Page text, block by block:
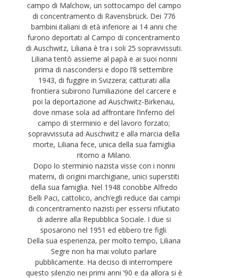
campo di Malchow, un sottocampo del campo
di concentramento di Ravensbrück. Dei 776
bambini italiani di età inferiore ai 14 anni che
furono deportati al Campo di concentramento
di Auschwitz, Liliana è tra i soli 25 sopravvissuti.
Liliana tentò assieme al papà e ai suoi nonni
prima di nascondersi e dopo l’8 settembre
1943, di fuggire in Svizzera; catturati alla
frontiera subirono l’umiliazione del carcere e
poi la deportazione ad Auschwitz-Birkenau,
dove rimase sola ad affrontare l’inferno del
campo di sterminio e del lavoro forzato;
sopravvissuta ad Auschwitz e alla marcia della
morte, Liliana fece, unica della sua famiglia
ritorno a Milano.
Dopo lo sterminio nazista visse con i nonni
materni, di origini marchigiane, unici superstiti
della sua famiglia. Nel 1948 conobbe Alfredo
Belli Paci, cattolico, anch’egli reduce dai campi
di concentramento nazisti per essersi rifiutato
di aderire alla Repubblica Sociale. I due si
sposarono nel 1951 ed ebbero tre figli.
Della sua esperienza, per molto tempo, Liliana
Segre non ha mai voluto parlare
pubblicamente. Ha deciso di interrompere
questo silenzio nei primi anni ’90 e da allora si è